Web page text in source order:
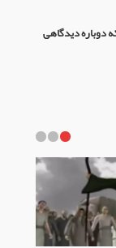
دوباره دیدگاهی